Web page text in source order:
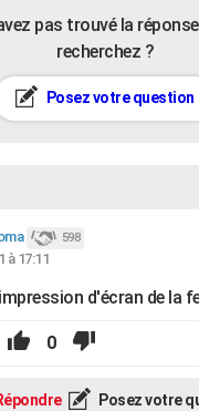
pas trouvé la
recherchez ?
Posez votre question
598
à 17:11
d'écran de la
0
Posez votre